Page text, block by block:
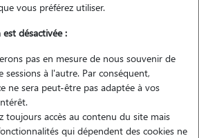
nos petsitters à Graveson
de chiens à Graveson
les cat sitters à Graveson
dog sitters à Graveson
vous préférez utiliser.
désactivée :
pas en mesure de nous souvenir de
sessions à l'autre. Par conséquent,
ne sera peut-être pas adaptée à vos
toujours accès au contenu du site mais
qui dépendent des cookies ne